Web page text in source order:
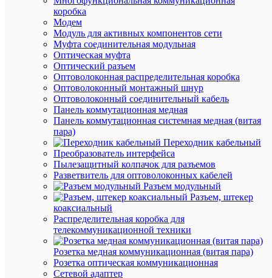
коробка
Модем
Модуль для активных компонентов сети
Муфта соединительная модульная
Оптическая муфта
Оптический разъем
Оптоволоконная распределительная коробка
Оптоволоконный монтажный шнур
Оптоволоконный соединительный кабель
Панель коммутационная медная
Панель коммутационная системная медная (витая
пара)
Переходник кабельный
Преобразователь интерфейса
Пылезащитный колпачок для разъемов
Разветвитель для оптоволоконных кабелей
Разъем модульный
Разъем, штекер
коаксиальный
Распределительная коробка для
телекоммуникационной техники
Розетка медная коммуникационная (витая пара)
Розетка оптическая коммуникационная
Сетевой адаптер
PA
ЗАБ
16-
PA
шт.)
Артикул